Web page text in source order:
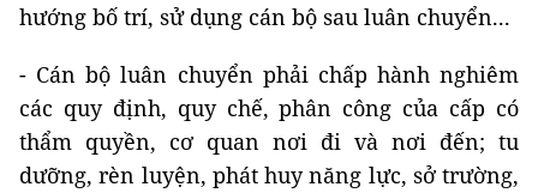
hướng bố trí, sử dụng cán bộ sau luân chuyển...
- Cán bộ luân chuyển phải chấp hành nghiêm
các quy định, quy chế, phân công của cấp có
thẩm quyền, cơ quan nơi đi và nơi đến; tu
dưỡng, rèn luyện, phát huy năng lực, sở trường,